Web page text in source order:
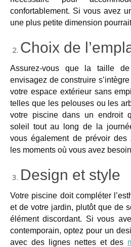
confortablement. Si vous avez
une plus petite dimension
Choix de
Assurez-vous que la taille
envisagez de construire
votre espace extérieur sans
telles que les pelouses ou les
votre piscine dans un endroit
soleil tout au long de la
vous également de prévoir des
les moments où vous avez
Design et style
Votre piscine doit compléter
et de votre jardin, plutôt que de
élément discordant. Si vous
contemporain, optez pour un
avec des lignes nettes et des